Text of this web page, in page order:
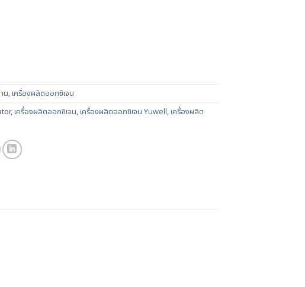
น,เครื่องผลิตออกซิเจน
,เครื่องผลิตออกซิเจน,เครื่องผลิตออกซิเจน Yuwell,เครื่องผลิต